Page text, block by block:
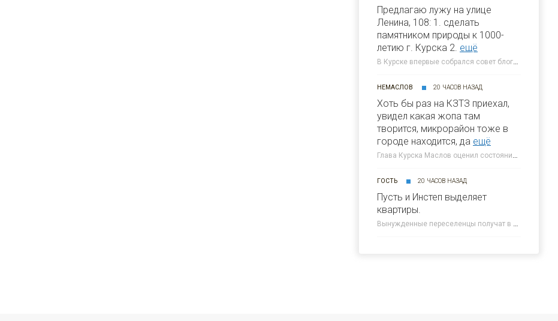
Предлагаю лужу на улице
Ленина, 108: 1. сделать
памятником природы к 1000-
летию г. Курска 2. ещё
В Курске впервые собрался совет блогеров при главе города » 46ТВ Курское Интернет Телевидение
НЕМАСЛОВ 20 ЧАСОВ НАЗАД
Хоть бы раз на КЗТЗ приехал,
увидел какая жопа там
творится, микрорайон тоже в
городе находится, да ещё
Глава Курска Маслов оценил состояние требующих благоустройства локаций » 46ТВ Курское Интернет Телевидение
ГОСТЬ 20 ЧАСОВ НАЗАД
Пусть и Инстеп выделяет
квартиры.
Вынужденные переселенцы получат в Курске около 300 квартир от КПД » 46ТВ Курское Интернет Телевидение